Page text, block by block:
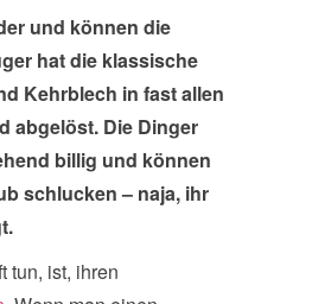
und können die
hat die klassische
Kehrblech in fast allen
abgelöst. Die Dinger
billig und können
schlucken – naja, ihr
tun, ist, ihren